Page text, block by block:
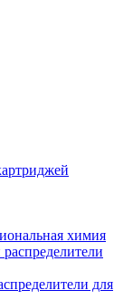
химия
для